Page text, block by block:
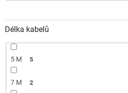
Délka kabelů
5 M 5
7 M 2